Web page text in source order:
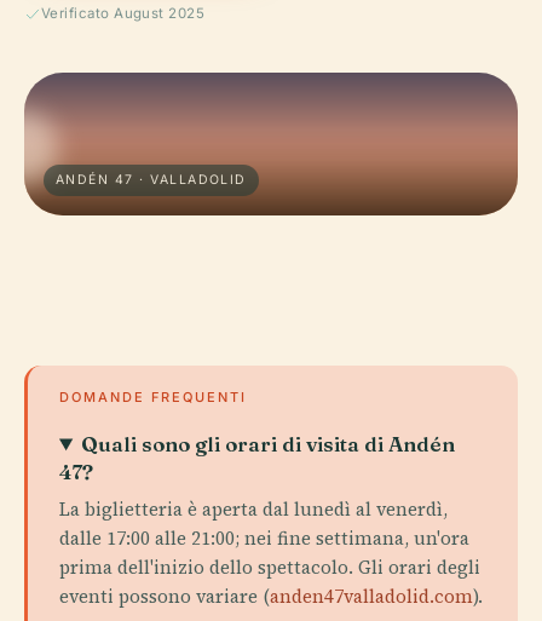
Verificato August 2025
ANDÉN 47 · VALLADOLID
DOMANDE FREQUENTI
Quali sono gli orari di visita di Andén
47?
La biglietteria è aperta dal lunedì al venerdì,
dalle 17:00 alle 21:00; nei fine settimana, un'ora
prima dell'inizio dello spettacolo. Gli orari degli
eventi possono variare (anden47valladolid.com).